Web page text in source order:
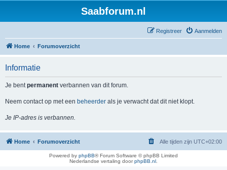
Saabforum.nl
Aanmelden
Registreer
Home Forumoverzicht
Informatie
Je bentpermanent verbannen van dit forum.
Neem contact op met een beheerder als je verwacht dat dit niet klopt.
Je IP-adres is verbannen.
Home Forumoverzicht Alle tijden zijn UTC+02:00
Powered by phpBB® Forum Software © phpBB Limited
Nederlandse vertaling doorphpBB.nl